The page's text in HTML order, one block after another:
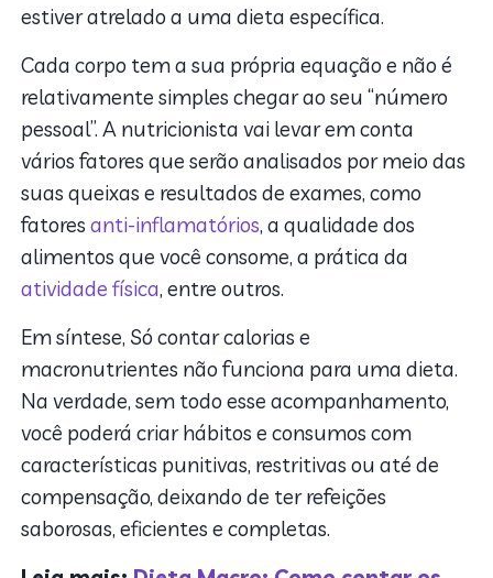
estiver atrelado a uma dieta específica.
Cada corpo tem a sua própria equação e não é
relativamente simples chegar ao seu “número
pessoal”. A nutricionista vai levar em conta
vários fatores que serão analisados por meio das
suas queixas e resultados de exames, como
fatoresanti-inflamatórios, a qualidade dos
alimentos que você consome, a prática da
atividade física, entre outros.
Em síntese, Só contar calorias e
macronutrientes não funciona para uma dieta.
Na verdade, sem todo esse acompanhamento,
você poderá criar hábitos e consumos com
características punitivas, restritivas ou até de
compensação, deixando de ter refeições
saborosas, eficientes e completas.